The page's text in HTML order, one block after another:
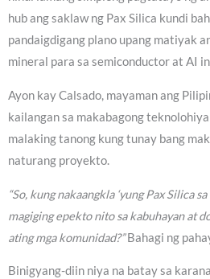
hub ang saklaw ng Pax Silica kundi
pandaigdigang plano upang matiyak
mineral para sa semiconductor at AI
Ayon kay Calsado, mayaman ang
kailangan sa makabagong
malaking tanong kung tunay bang
naturang proyekto.
“So, kung nakaangkla ‘yung Pax Silica
magiging epekto nito sa kabuhayan at
ating mga komunidad?”Bahagi ng
Binigyang-diin niya na batay sa